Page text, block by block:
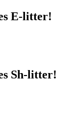
E-litter!
Sh-litter!